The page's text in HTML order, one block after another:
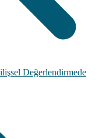
Değerlendirmede